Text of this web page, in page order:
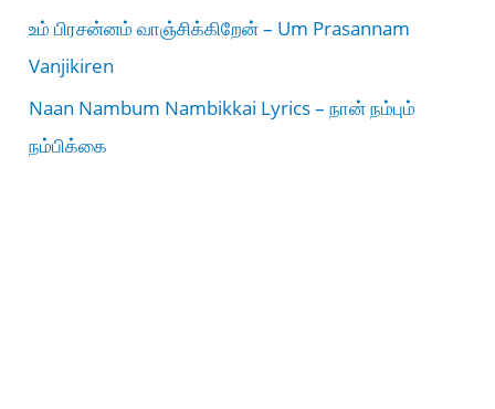
உம் பிரசன்னம் வாஞ்சிக்கிறேன் – Um Prasannam
Vanjikiren
Naan Nambum Nambikkai Lyrics – நான் நம்பும்
நம்பிக்கை